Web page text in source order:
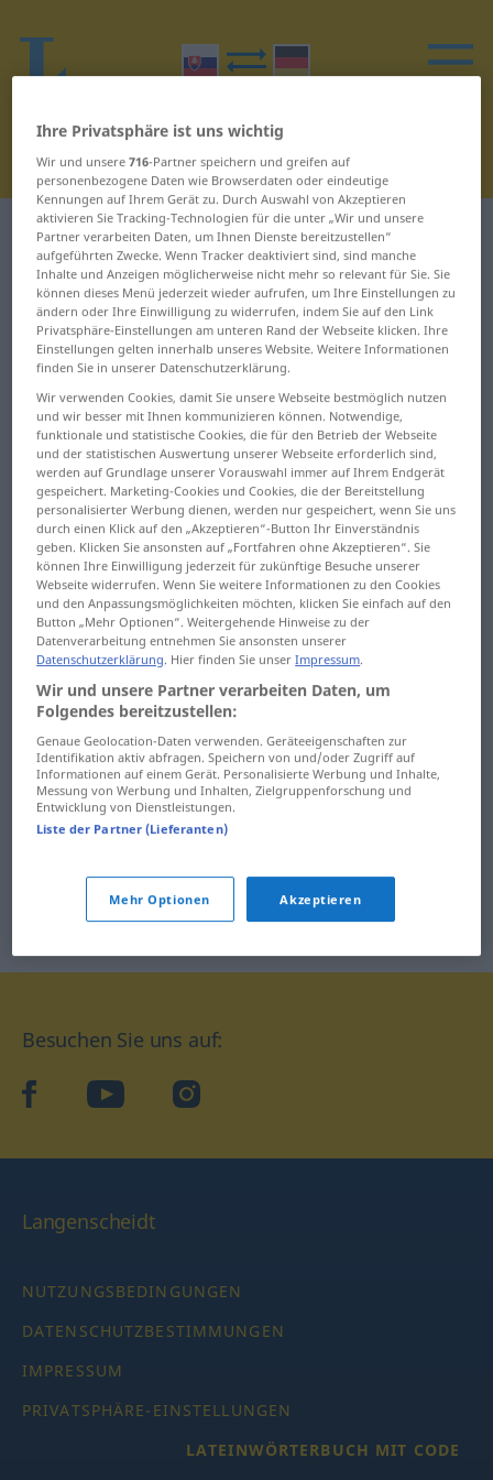
Slowakisch-Deutsch Wörterbuch B 19
Wörter auf Slowakisch, die mit B
beginnen – busta ... bábka
bučať
buď … alebo
by
bydlisko
bylina
byrokracia
byrokrat
byrokratický
bystrina
bystrozraký
byt
bytie
bytná
bytné
bytosť
byvol
byľ
byť
bzučať
Besuchen Sie uns auf:
facebookYouTube Instagram
Langenscheidt
NUTZUNGSBEDINGUNGEN
DATENSCHUTZBESTIMMUNGEN
IMPRESSUM
PRIVATSPHÄRE-EINSTELLUNGEN
LATEINWÖRTERBUCH MIT CODE
Ihre Privatsphäre ist uns wichtig
Wir und unsere716-Partner speichern und greifen auf
personenbezogene Daten wie Browserdaten oder eindeutige
Kennungen auf Ihrem Gerät zu. Durch Auswahl von Akzeptieren
aktivieren Sie Tracking-Technologien für die unter „Wir und unsere
Partner verarbeiten Daten, um Ihnen Dienste bereitzustellen“
aufgeführten Zwecke. Wenn Tracker deaktiviert sind, sind manche
Inhalte und Anzeigen möglicherweise nicht mehr so relevant für Sie. Sie
können dieses Menü jederzeit wieder aufrufen, um Ihre Einstellungen zu
ändern oder Ihre Einwilligung zu widerrufen, indem Sie auf den Link
Privatsphäre-Einstellungen am unteren Rand der Webseite klicken. Ihre
Einstellungen gelten innerhalb unseres Website. Weitere Informationen
finden Sie in unserer Datenschutzerklärung.
Wir verwenden Cookies, damit Sie unsere Webseite bestmöglich nutzen
und wir besser mit Ihnen kommunizieren können. Notwendige,
funktionale und statistische Cookies, die für den Betrieb der Webseite
und der statistischen Auswertung unserer Webseite erforderlich sind,
werden auf Grundlage unserer Vorauswahl immer auf Ihrem Endgerät
gespeichert. Marketing-Cookies und Cookies, die der Bereitstellung
personalisierter Werbung dienen, werden nur gespeichert, wenn Sie uns
durch einen Klick auf den „Akzeptieren“-Button Ihr Einverständnis
geben. Klicken Sie ansonsten auf „Fortfahren ohne Akzeptieren“. Sie
können Ihre Einwilligung jederzeit für zukünftige Besuche unserer
Webseite widerrufen. Wenn Sie weitere Informationen zu den Cookies
und den Anpassungsmöglichkeiten möchten, klicken Sie einfach auf den
Button „Mehr Optionen“. Weitergehende Hinweise zu der
Datenverarbeitung entnehmen Sie ansonsten unserer
Datenschutzerklärung. Hier finden Sie unserImpressum.
Wir und unsere Partner verarbeiten Daten, um
Folgendes bereitzustellen:
Genaue Geolocation-Daten verwenden. Geräteeigenschaften zur
Identifikation aktiv abfragen. Speichern von und/oder Zugriff auf
Informationen auf einem Gerät. Personalisierte Werbung und Inhalte,
Messung von Werbung und Inhalten, Zielgruppenforschung und
Entwicklung von Dienstleistungen.
Liste der Partner (Lieferanten)
Mehr Optionen Akzeptieren